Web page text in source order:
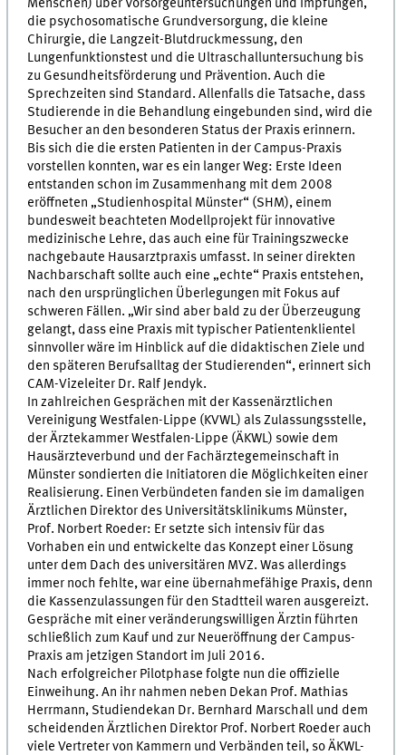
Menschen) über Vorsorgeuntersuchungen und Impfungen,
die psychosomatische Grundversorgung, die kleine
Chirurgie, die Langzeit-Blutdruckmessung, den
Lungenfunktionstest und die Ultraschalluntersuchung bis
zu Gesundheitsförderung und Prävention. Auch die
Sprechzeiten sind Standard. Allenfalls die Tatsache, dass
Studierende in die Behandlung eingebunden sind, wird die
Besucher an den besonderen Status der Praxis erinnern.
Bis sich die die ersten Patienten in der Campus-Praxis
vorstellen konnten, war es ein langer Weg: Erste Ideen
entstanden schon im Zusammenhang mit dem 2008
eröffneten „Studienhospital Münster“ (SHM), einem
bundesweit beachteten Modellprojekt für innovative
medizinische Lehre, das auch eine für Trainingszwecke
nachgebaute Hausarztpraxis umfasst. In seiner direkten
Nachbarschaft sollte auch eine „echte“ Praxis entstehen,
nach den ursprünglichen Überlegungen mit Fokus auf
schweren Fällen. „Wir sind aber bald zu der Überzeugung
gelangt, dass eine Praxis mit typischer Patientenklientel
sinnvoller wäre im Hinblick auf die didaktischen Ziele und
den späteren Berufsalltag der Studierenden“, erinnert sich
CAM-Vizeleiter Dr. Ralf Jendyk.
In zahlreichen Gesprächen mit der Kassenärztlichen
Vereinigung Westfalen-Lippe (KVWL) als Zulassungsstelle,
der Ärztekammer Westfalen-Lippe (ÄKWL) sowie dem
Hausärzteverbund und der Fachärztegemeinschaft in
Münster sondierten die Initiatoren die Möglichkeiten einer
Realisierung. Einen Verbündeten fanden sie im damaligen
Ärztlichen Direktor des Universitätsklinikums Münster,
Prof. Norbert Roeder: Er setzte sich intensiv für das
Vorhaben ein und entwickelte das Konzept einer Lösung
unter dem Dach des universitären MVZ. Was allerdings
immer noch fehlte, war eine übernahmefähige Praxis, denn
die Kassenzulassungen für den Stadtteil waren ausgereizt.
Gespräche mit einer veränderungswilligen Ärztin führten
schließlich zum Kauf und zur Neueröffnung der Campus-
Praxis am jetzigen Standort im Juli 2016.
Nach erfolgreicher Pilotphase folgte nun die offizielle
Einweihung. An ihr nahmen neben Dekan Prof. Mathias
Herrmann, Studiendekan Dr. Bernhard Marschall und dem
scheidenden Ärztlichen Direktor Prof. Norbert Roeder auch
viele Vertreter von Kammern und Verbänden teil, so ÄKWL-